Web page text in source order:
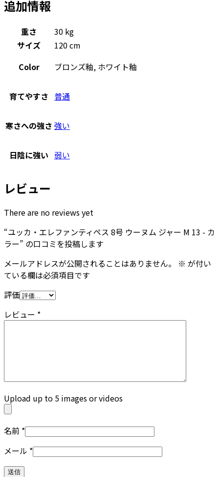
追加情報
重さ
30 kg
サイズ
120 cm
Color
ブロンズ釉, ホワイト釉
育てやすさ 普通
寒さへの強さ 強い
日陰に強い 弱い
レビュー
There are no reviews yet
“ユッカ・エレファンティペス 8号 ウーヌム ジャー M 13 - カ
ラー” の口コミを投稿します
メールアドレスが公開されることはありません。
※ が付い
ている欄は必須項目です
評価
レビュー *
Upload up to 5 images or videos
名前 *
メール *